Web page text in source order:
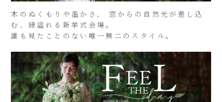
木のぬくもりや温かさ、 窓からの自然光が差し込
む、緑溢れる新挙式会場。
誰も見たことのない唯一無二のスタイル。